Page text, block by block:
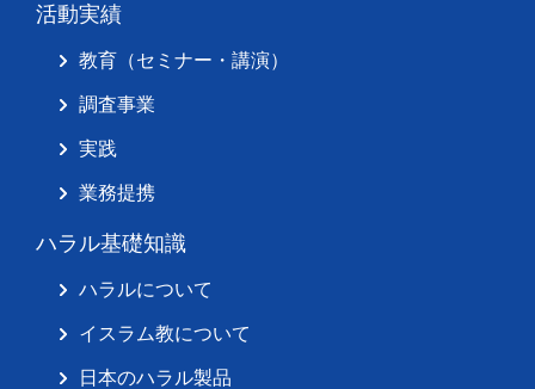
活動実績
教育（セミナー・講演）
調査事業
実践
業務提携
ハラル基礎知識
ハラルについて
イスラム教について
日本のハラル製品